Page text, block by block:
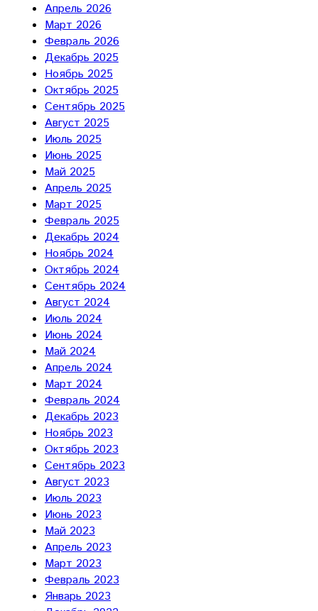
Апрель 2026
Март 2026
Февраль 2026
Декабрь 2025
Ноябрь 2025
Октябрь 2025
Сентябрь 2025
Август 2025
Июль 2025
Июнь 2025
Май 2025
Апрель 2025
Март 2025
Февраль 2025
Декабрь 2024
Ноябрь 2024
Октябрь 2024
Сентябрь 2024
Август 2024
Июль 2024
Июнь 2024
Май 2024
Апрель 2024
Март 2024
Февраль 2024
Декабрь 2023
Ноябрь 2023
Октябрь 2023
Сентябрь 2023
Август 2023
Июль 2023
Июнь 2023
Май 2023
Апрель 2023
Март 2023
Февраль 2023
Январь 2023